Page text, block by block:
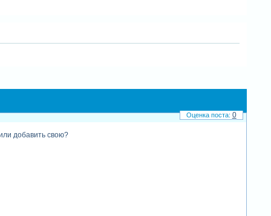
добавить свою?
0